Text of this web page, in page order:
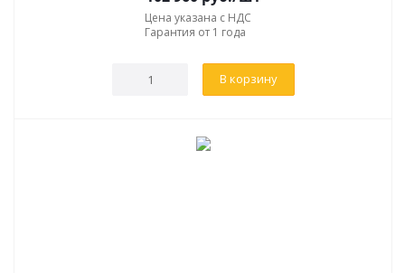
Цена указана с НДС
Гарантия от 1 года
В корзину